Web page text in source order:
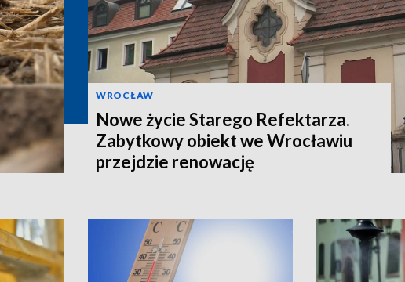
WROCŁAW
Nowe życie Starego Refektarza.
Zabytkowy obiekt we Wrocławiu
przejdzie renowację